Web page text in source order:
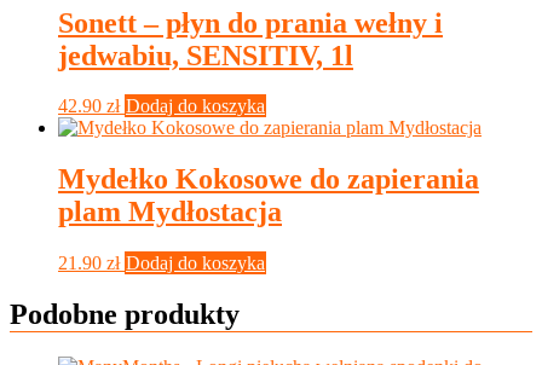
Sonett – płyn do prania wełny i
jedwabiu, SENSITIV, 1l
42.90 zł Dodaj do koszyka
Mydełko Kokosowe do zapierania
plam Mydłostacja
21.90 zł Dodaj do koszyka
Podobne produkty